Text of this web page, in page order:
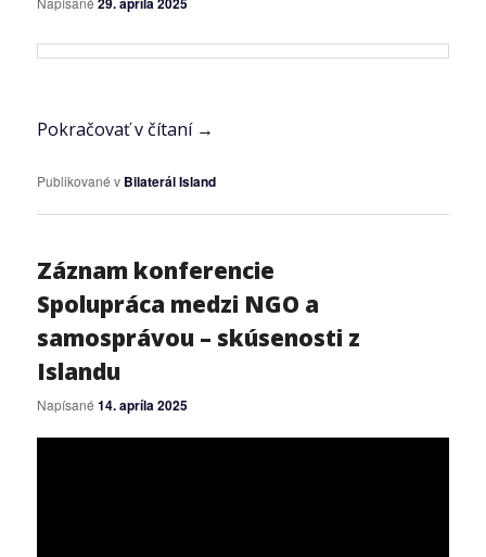
Pokračovať v čítaní →
Publikované v Bilaterál Island
Záznam konferencie
Spolupráca medzi NGO a
samosprávou – skúsenosti z
Islandu
Napísané14. apríla 2025